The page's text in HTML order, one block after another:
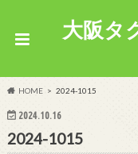
大阪タ
HOME 2024-1015
2024.10.16
2024-1015